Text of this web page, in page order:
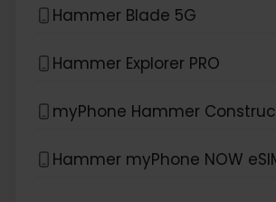
Hammer Blade 5G
Hammer Explorer PRO
myPhone Hammer
Hammer myPhone NOW